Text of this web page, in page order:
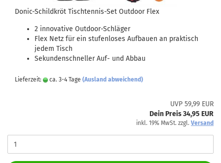
Donic-Schildkröt Tischtennis-Set Outdoor Flex
2 innovative Outdoor-Schläger
Flex Netz für ein stufenloses Aufbauen an praktisch
jedem Tisch
Sekundenschneller Auf- und Abbau
Lieferzeit: ca. 3-4 Tage (Ausland abweichend)
UVP 59,99 EUR
Dein Preis 34,95 EUR
inkl. 19% MwSt. zzgl. Versand